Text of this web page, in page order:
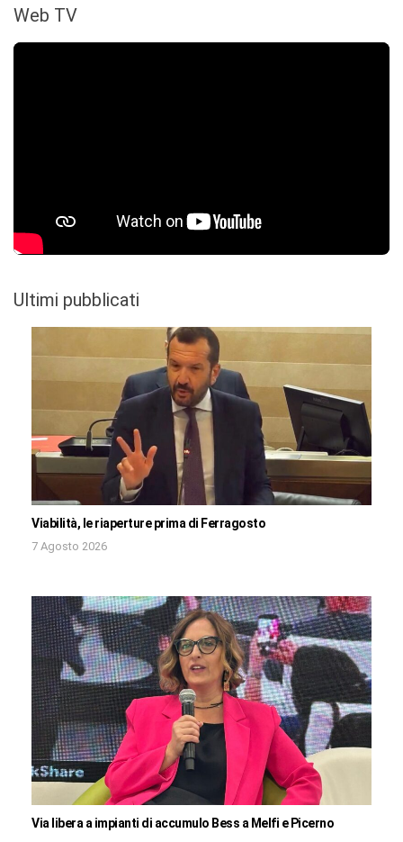
Web TV
Ultimi pubblicati
Viabilità, le riaperture prima di Ferragosto
7 Agosto 2026
Via libera a impianti di accumulo Bess a Melfi e Picerno